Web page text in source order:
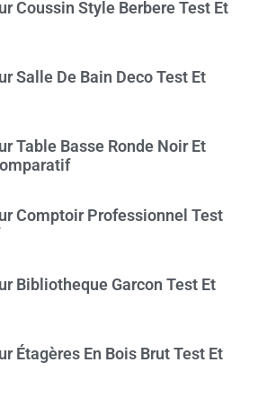
Coussin Style Berbere Test Et
Salle De Bain Deco Test Et
Table Basse Ronde Noir Et
Comptoir Professionnel Test
Bibliotheque Garcon Test Et
Étagères En Bois Brut Test Et